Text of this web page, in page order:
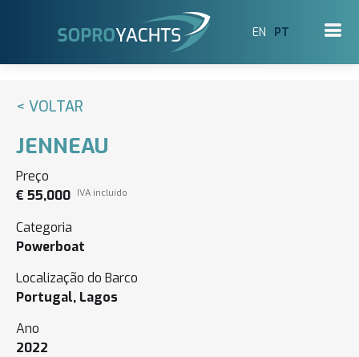
EN PT
< VOLTAR
JENNEAU
Preço
€ 55,000 IVA incluído
Categoria
Powerboat
Localização do Barco
Portugal, Lagos
Ano
2022